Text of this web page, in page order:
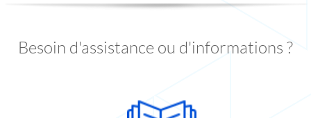
Besoin d'assistance ou d'informations ?